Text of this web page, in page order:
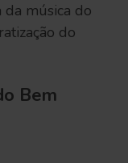
música do
do
Bem